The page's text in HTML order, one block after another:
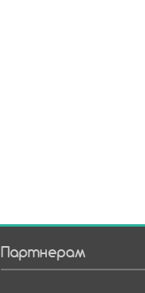
Партнерам